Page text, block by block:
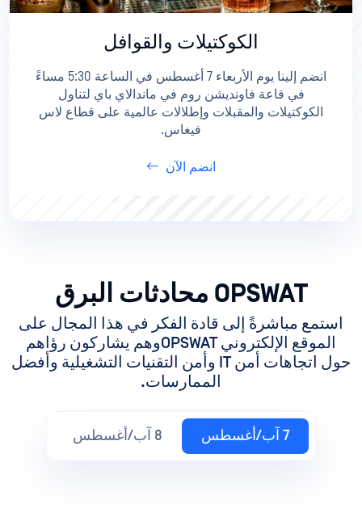
الكوكتيلات والقوافل
انضم إلينا يوم الأربعاء 7 أغسطس في الساعة 5:30 مساءً
في قاعة فاونديشن روم في ماندالاي باي لتناول
الكوكتيلات والمقبلات وإطلالات عالمية على قطاع لاس
فيغاس.
انضم الآن
OPSWAT محادثات البرق
استمع مباشرةً إلى قادة الفكر في هذا المجال على
الموقع الإلكتروني OPSWATوهم يشاركون رؤاهم
حول اتجاهات أمن IT وأمن التقنيات التشغيلية وأفضل
الممارسات.
7 آب/أغسطس 8 آب/أغسطس